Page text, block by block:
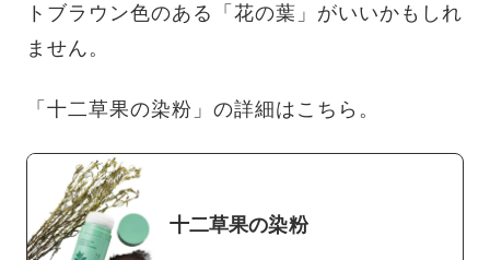
トブラウン色のある「花の葉」がいいかもしれ
ません。
「十二草果の染粉」の詳細はこちら。
十二草果の染粉